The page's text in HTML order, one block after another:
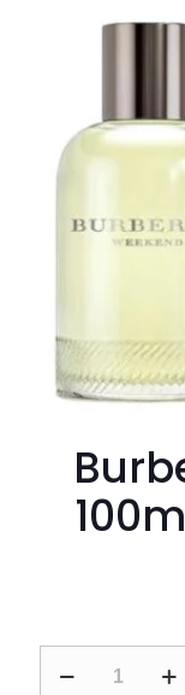
Weekend